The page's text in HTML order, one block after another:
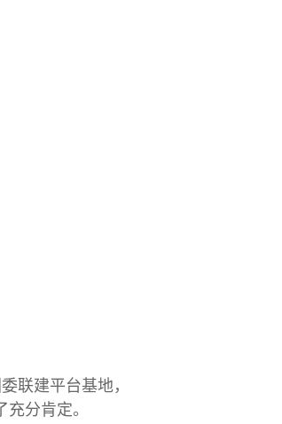
联建平台基地，
分肯定。